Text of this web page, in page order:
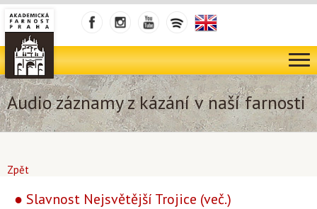
Audio záznamy z kázání v naší farnosti
Zpět
● Slavnost Nejsvětější Trojice (več.)